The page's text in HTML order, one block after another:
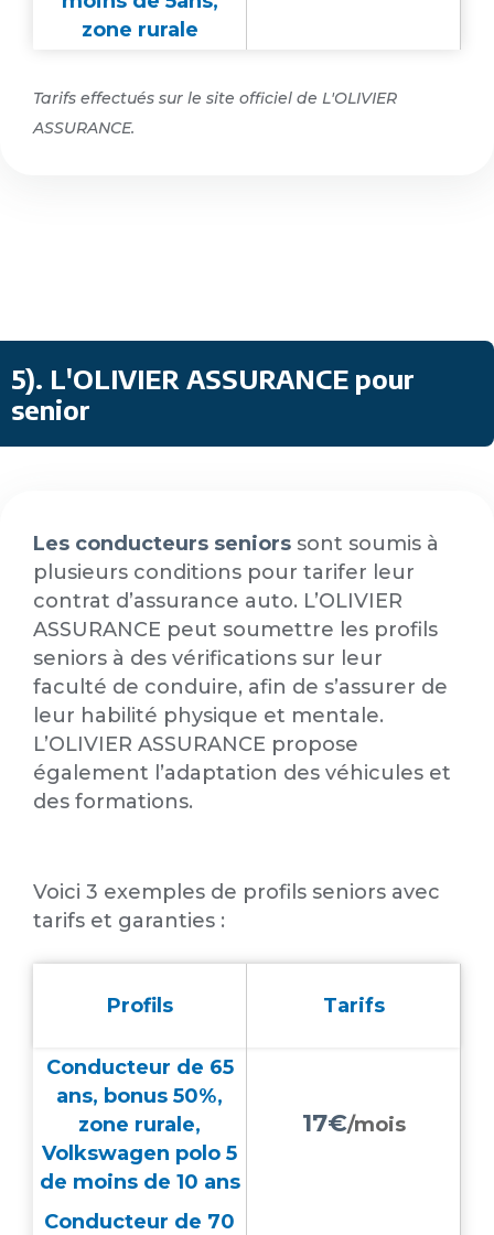
zone rurale
Tarifs effectués sur le site officiel de L'OLIVIER
ASSURANCE.
5). L'OLIVIER ASSURANCE pour
senior
Les conducteurs seniors sont soumis à
plusieurs conditions pour tarifer leur
contrat d’assurance auto. L’OLIVIER
ASSURANCE peut soumettre les profils
seniors à des vérifications sur leur
faculté de conduire, afin de s’assurer de
leur habilité physique et mentale.
L’OLIVIER ASSURANCE propose
également l’adaptation des véhicules et
des formations.
Voici 3 exemples de profils seniors avec
tarifs et garanties :
Profils Tarifs
Conducteur de 65
ans, bonus 50%,
zone rurale,
Volkswagen polo 5
de moins de 10 ans
17€/mois
Conducteur de 70